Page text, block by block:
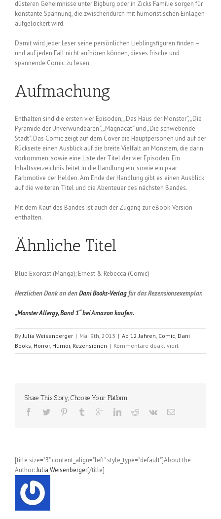
düsteren Geheimnisse unter Bigburg oder in Zicks Familie sorgen für
konstante Spannung, die zwischendurch mit humoristischen Einlagen
aufgelockert wird.
Damit wird jeder Leser seine persönlichen Lieblingsfiguren finden –
und auf jeden Fall nicht aufhören können, dieses frische und
spannende Comic zu lesen.
Aufmachung
Enthalten sind die ersten vier Episoden, „Das Haus der Monster“, „Die
Pyramide der Unverwundbaren“, „Magnacat“ und „Die schwebende
Stadt“. Das Comic zeigt auf dem Cover die Hauptpersonen und auf der
Rückseite einen Ausblick auf die breite Vielfalt an Monstern, die darin
vorkommen, sowie eine Liste der Titel der vier Episoden. Ein
Inhaltsverzeichnis leitet in die Handlung ein, sowie ein paar
Farbmotive der Helden. Am Ende der Handlung gibt es einen Ausblick
auf die weiteren Titel und die Abenteuer des nächsten Bandes.
Mit dem Kauf des Bandes ist auch der Zugang zur eBook-Version
enthalten.
Ähnliche Titel
Blue Exorcist (Manga); Ernest & Rebecca (Comic)
Herzlichen Dank an denDani Books-Verlagfür das Rezensionsexemplar.
„Monster Allergy, Band 1“ bei Amazon kaufen.
By Julia Weisenberger | Mai 9th, 2013 | Ab 12 Jahren Comic Dani
Books Horror, Humor, Rezensionen | Kommentare deaktiviertfür
Monster
Band
Share This Story, Choose Your Platform!
[title size="3" content_align="left" style_type="default"]About the
Author:Julia Weisenberger[/title]